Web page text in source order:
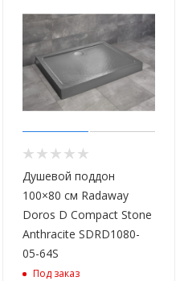
Душевой поддон
100×80 см Radaway
Doros D Compact Stone
Anthracite SDRD1080-
05-64S
Под заказ